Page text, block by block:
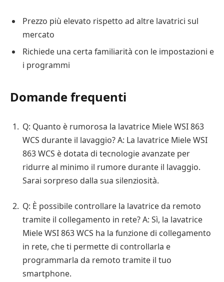
Prezzo più elevato rispetto ad altre lavatrici sul
mercato
Richiede una certa familiarità con le impostazioni e
i programmi
Domande frequenti
Q: Quanto è rumorosa la lavatrice Miele WSI 863
WCS durante il lavaggio? A: La lavatrice Miele WSI
863 WCS è dotata di tecnologie avanzate per
ridurre al minimo il rumore durante il lavaggio.
Sarai sorpreso dalla sua silenziosità.
Q: È possibile controllare la lavatrice da remoto
tramite il collegamento in rete? A: Sì, la lavatrice
Miele WSI 863 WCS ha la funzione di collegamento
in rete, che ti permette di controllarla e
programmarla da remoto tramite il tuo
smartphone.